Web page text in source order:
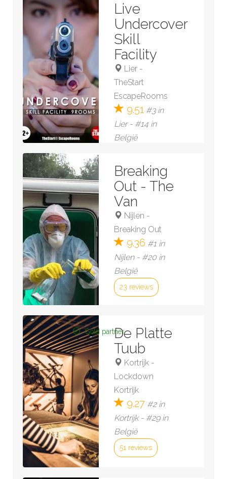
Live
Undercover
Skill
Facility
Lier -
TheStart
EscapeRooms
9.51 #3 in
Lier - #14 in
België
Bekijk kamer »
Breaking
Out - The
Van
Nijlen -
Breaking Out
9.36 #1 in
Nijlen - #20 in
België
23 reviews
Gold partnerDe Platte
Tuub
Kortrijk -
Lockdown
Kortrijk
9.27 #2 in
Kortrijk - #29 in
België
51 reviews